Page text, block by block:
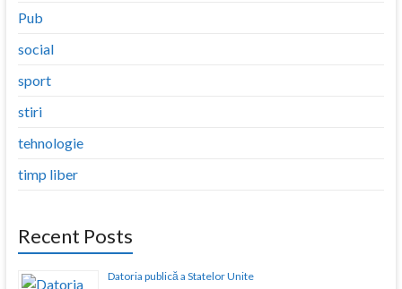
Pub
social
sport
stiri
tehnologie
timp liber
Recent Posts
Datoria publică a Statelor Unite